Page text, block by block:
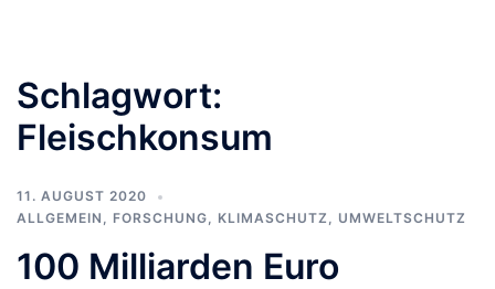
Schlagwort:
Fleischkonsum
11. AUGUST 2020
ALLGEMEIN , FORSCHUNG, KLIMASCHUTZ , UMWELTSCHUTZ
100 Milliarden Euro